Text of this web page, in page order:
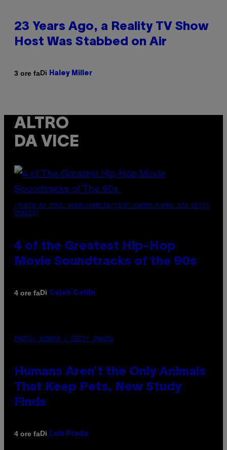
23 Years Ago, a Reality TV Show
Host Was Stabbed on Air
3 ore faDi Haley Miller
ALTRO
DA VICE
(PHOTO BY POOL ARNAL/GARCIA/PICOT/GAMMA-RAPHO VIA GETTY
IMAGES)
4 of the Greatest Hip-Hop
Movie Soundtracks of the 90s
4 ore faDi Caleb Catlin
PHOTO: IJDEMA / GETTY IMAGES
Humans Aren’t the Only Animals
That Keep Pets, New Study
Finds
4 ore faDi Luis Prada